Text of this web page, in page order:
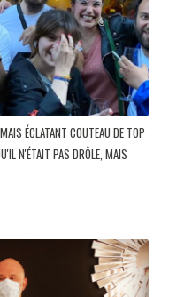
ÉCLATANT COUTEAU DE TOP
N'ÉTAIT PAS DRÔLE, MAIS